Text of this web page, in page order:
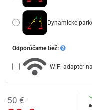
50 €
Dynamické
Odporúčame tiež:
WiFi adaptér